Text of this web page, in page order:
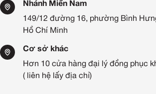
Nhánh Miền Nam
149/12 đường 16, phường Bình
Hồ Chí Minh
Cơ sở khác
Hơn 10 cửa hàng đại lý đồng phục
( liên hệ lấy địa chỉ)